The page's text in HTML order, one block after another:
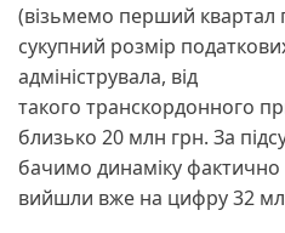
(візьмемо перший квартал
сукупний розмір
адмініструвала, від
такого транскордонного
близько 20 млн грн. За
бачимо динаміку
вийшли вже на цифру 32